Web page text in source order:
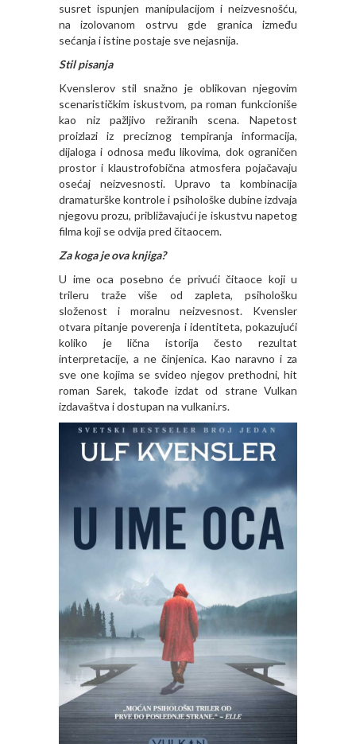
susret ispunjen manipulacijom i neizvesnošću,
na izolovanom ostrvu gde granica između
sećanja i istine postaje sve nejasnija.
Stil pisanja
Kvenslerov stil snažno je oblikovan njegovim
scenarističkim iskustvom, pa roman funkcioniše
kao niz pažljivo režiranih scena. Napetost
proizlazi iz preciznog tempiranja informacija,
dijaloga i odnosa među likovima, dok ograničen
prostor i klaustrofobična atmosfera pojačavaju
osećaj neizvesnosti. Upravo ta kombinacija
dramaturške kontrole i psihološke dubine izdvaja
njegovu prozu, približavajući je iskustvu napetog
filma koji se odvija pred čitaocem.
Za koga je ova knjiga?
U ime oca posebno će privući čitaoce koji u
trileru traže više od zapleta, psihološku
složenost i moralnu neizvesnost. Kvensler
otvara pitanje poverenja i identiteta, pokazujući
koliko je lična istorija često rezultat
interpretacije, a ne činjenica. Kao naravno i za
sve one kojima se svideo njegov prethodni, hit
roman Sarek, takođe izdat od strane Vulkan
izdavaštva i dostupan na vulkani.rs.